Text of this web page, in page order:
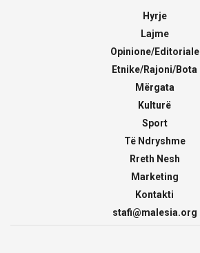
Hyrje
Lajme
Opinione/Editoriale
Etnike/Rajoni/Bota
Mërgata
Kulturë
Sport
Të Ndryshme
Rreth Nesh
Marketing
Kontakti
stafi@malesia.org